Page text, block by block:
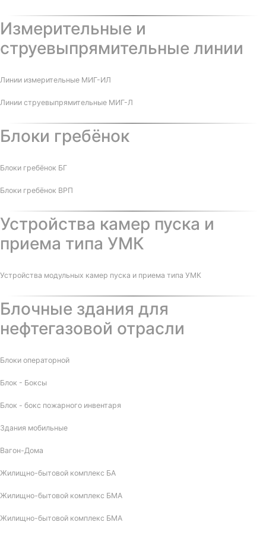
Измерительные и
струевыпрямительные линии
Линии измерительные МИГ-ИЛ
Линии струевыпрямительные МИГ-Л
Блоки гребёнок
Блоки гребёнок БГ
Блоки гребёнок ВРП
Устройства камер пуска и
приема типа УМК
Устройства модульных камер пуска и приема типа УМК
Блочные здания для
нефтегазовой отрасли
Блоки операторной
Блок - Боксы
Блок - бокс пожарного инвентаря
Здания мобильные
Вагон-Дома
Жилищно-бытовой комплекс БА
Жилищно-бытовой комплекс БМА
Жилищно-бытовой комплекс БМА